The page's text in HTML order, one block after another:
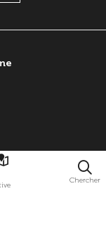
Chercher